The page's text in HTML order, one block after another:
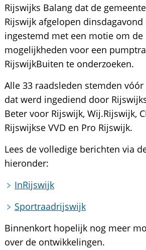
Rijswijks Balang dat de
Rijswijk afgelopen
ingestemd met een motie om de
mogelijkheden voor een
RijswijkBuiten te onderzoeken.
Alle 33 raadsleden stemden
dat werd ingediend door
Beter voor Rijswijk, Wij.Rijswijk,
Rijswijkse VVD en Pro Rijswijk.
Lees de volledige berichten via
hieronder:
InRijswijk
Sportraadrijswijk
Binnenkort hopelijk nog meer
over de ontwikkelingen.